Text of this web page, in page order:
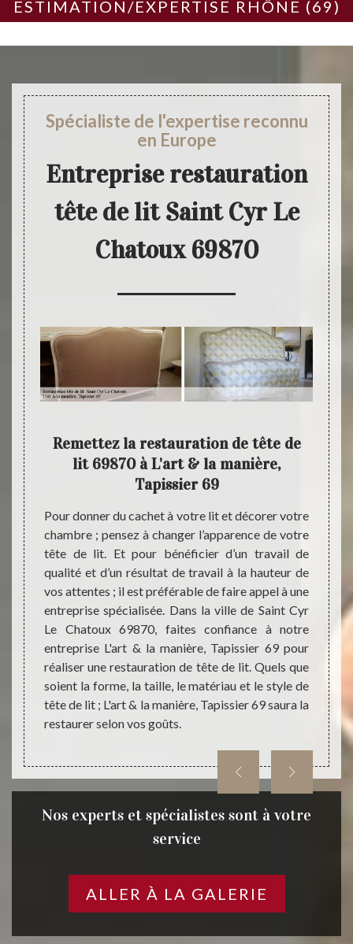
ESTIMATION/EXPERTISE RHÔNE (69)
Spécialiste de l'expertise reconnu
en Europe
Entreprise restauration
tête de lit Saint Cyr Le
Chatoux 69870
& la
un
à
En
le
et
de
vos
Remettez la restauration de tête de
lit 69870 à L'art & la manière,
Tapissier 69
Pour donner du cachet à votre lit et décorer votre
chambre ; pensez à changer l’apparence de votre
tête de lit. Et pour bénéficier d’un travail de
qualité et d’un résultat de travail à la hauteur de
vos attentes ; il est préférable de faire appel à une
entreprise spécialisée. Dans la ville de Saint Cyr
Le Chatoux 69870, faites confiance à notre
entreprise L'art & la manière, Tapissier 69 pour
réaliser une restauration de tête de lit. Quels que
soient la forme, la taille, le matériau et le style de
tête de lit ; L'art & la manière, Tapissier 69 saura la
restaurer selon vos goûts.
La
un
L'art
à
Nos experts et spécialistes sont à votre
service
ALLER À LA GALERIE